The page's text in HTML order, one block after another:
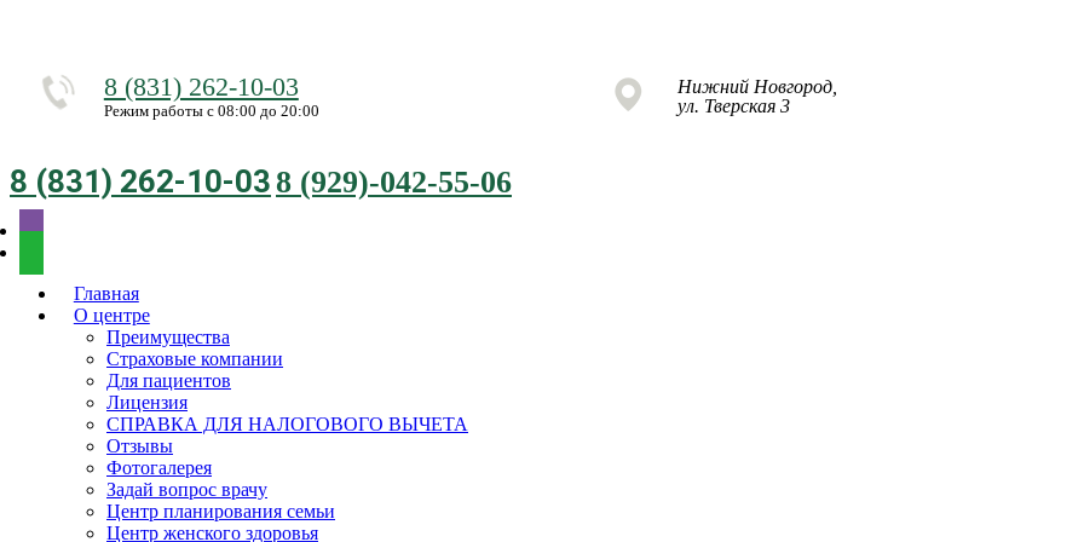
8 (831) 262-10-03
Режим работы с 08:00 до 20:00
Нижний Новгород,
ул. Тверская 3
8 (831) 262-10-038 (929)-042-55-06
Главная
О центре
Преимущества
Страховые компании
Для пациентов
Лицензия
СПРАВКА ДЛЯ НАЛОГОВОГО ВЫЧЕТА
Отзывы
Фотогалерея
Задай вопрос врачу
Центр планирования семьи
Центр женского здоровья